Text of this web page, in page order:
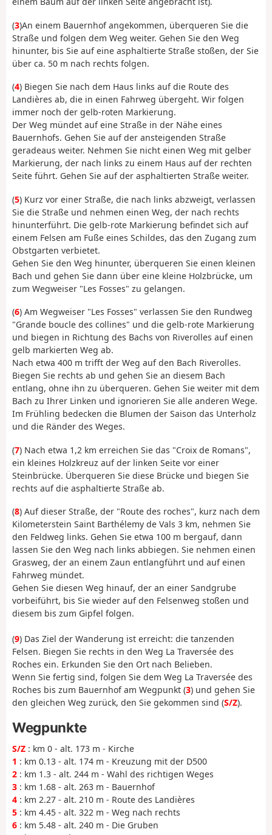
(3)An einem Bauernhof angekommen, überqueren Sie die
Straße und folgen dem Weg weiter. Gehen Sie den Weg
hinunter, bis Sie auf eine asphaltierte Straße stoßen, der Sie
über ca. 50 m nach rechts folgen.
(4) Biegen Sie nach dem Haus links auf die Route des
Landières ab, die in einen Fahrweg übergeht. Wir folgen
immer noch der gelb-roten Markierung.
Der Weg mündet auf eine Straße in der Nähe eines
Bauernhofs. Gehen Sie auf der ansteigenden Straße
geradeaus weiter. Nehmen Sie nicht einen Weg mit gelber
Markierung, der nach links zu einem Haus auf der rechten
Seite führt. Gehen Sie auf der asphaltierten Straße weiter.
(5) Kurz vor einer Straße, die nach links abzweigt, verlassen
Sie die Straße und nehmen einen Weg, der nach rechts
hinunterführt. Die gelb-rote Markierung befindet sich auf
einem Felsen am Fuße eines Schildes, das den Zugang zum
Obstgarten verbietet.
Gehen Sie den Weg hinunter, überqueren Sie einen kleinen
Bach und gehen Sie dann über eine kleine Holzbrücke, um
zum Wegweiser "Les Fosses" zu gelangen.
(6) Am Wegweiser "Les Fosses" verlassen Sie den Rundweg
"Grande boucle des collines" und die gelb-rote Markierung
und biegen in Richtung des Bachs von Riverolles auf einen
gelb markierten Weg ab.
Nach etwa 400 m trifft der Weg auf den Bach Riverolles.
Biegen Sie rechts ab und gehen Sie an diesem Bach
entlang, ohne ihn zu überqueren. Gehen Sie weiter mit dem
Bach zu Ihrer Linken und ignorieren Sie alle anderen Wege.
Im Frühling bedecken die Blumen der Saison das Unterholz
und die Ränder des Weges.
(7) Nach etwa 1,2 km erreichen Sie das "Croix de Romans",
ein kleines Holzkreuz auf der linken Seite vor einer
Steinbrücke. Überqueren Sie diese Brücke und biegen Sie
rechts auf die asphaltierte Straße ab.
(8) Auf dieser Straße, der "Route des roches", kurz nach dem
Kilometerstein Saint Barthélemy de Vals 3 km, nehmen Sie
den Feldweg links. Gehen Sie etwa 100 m bergauf, dann
lassen Sie den Weg nach links abbiegen. Sie nehmen einen
Grasweg, der an einem Zaun entlangführt und auf einen
Fahrweg mündet.
Gehen Sie diesen Weg hinauf, der an einer Sandgrube
vorbeiführt, bis Sie wieder auf den Felsenweg stoßen und
diesem bis zum Gipfel folgen.
(9) Das Ziel der Wanderung ist erreicht: die tanzenden
Felsen. Biegen Sie rechts in den Weg La Traversée des
Roches ein. Erkunden Sie den Ort nach Belieben.
Wenn Sie fertig sind, folgen Sie dem Weg La Traversée des
Roches bis zum Bauernhof am Wegpunkt (3) und gehen Sie
den gleichen Weg zurück, den Sie gekommen sind (S/Z).
Wegpunkte
S/Z : km 0 - alt. 173 m - Kirche
1 : km 0.13 - alt. 174 m - Kreuzung mit der D500
2 : km 1.3 - alt. 244 m - Wahl des richtigen Weges
3 : km 1.68 - alt. 263 m - Bauernhof
4 : km 2.27 - alt. 210 m - Route des Landières
5 : km 4.45 - alt. 322 m - Weg nach rechts
6 : km 5.48 - alt. 240 m - Die Gruben